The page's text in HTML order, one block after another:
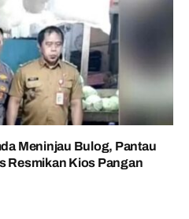
Meninjau Bulog, Pantau
Resmikan Kios Pangan